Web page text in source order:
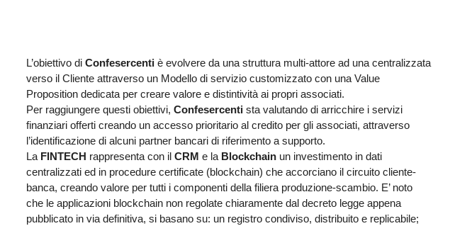
L’obiettivo di Confesercenti è evolvere da una struttura multi-attore ad una centralizzata
verso il Cliente attraverso un Modello di servizio customizzato con una Value
Proposition dedicata per creare valore e distintività ai propri associati.
Per raggiungere questi obiettivi, Confesercenti sta valutando di arricchire i servizi
finanziari offerti creando un accesso prioritario al credito per gli associati, attraverso
l’identificazione di alcuni partner bancari di riferimento a supporto.
La FINTECH rappresenta con il CRM e la Blockchain un investimento in dati
centralizzati ed in procedure certificate (blockchain) che accorciano il circuito cliente-
banca, creando valore per tutti i componenti della filiera produzione-scambio. E’ noto
che le applicazioni blockchain non regolate chiaramente dal decreto legge appena
pubblicato in via definitiva, si basano su: un registro condiviso, distribuito e replicabile;